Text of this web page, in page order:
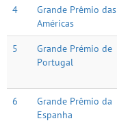
4
Grande Prêmio das
Américas
5
Grande Prémio de
Portugal
6
Grande Prêmio da
Espanha